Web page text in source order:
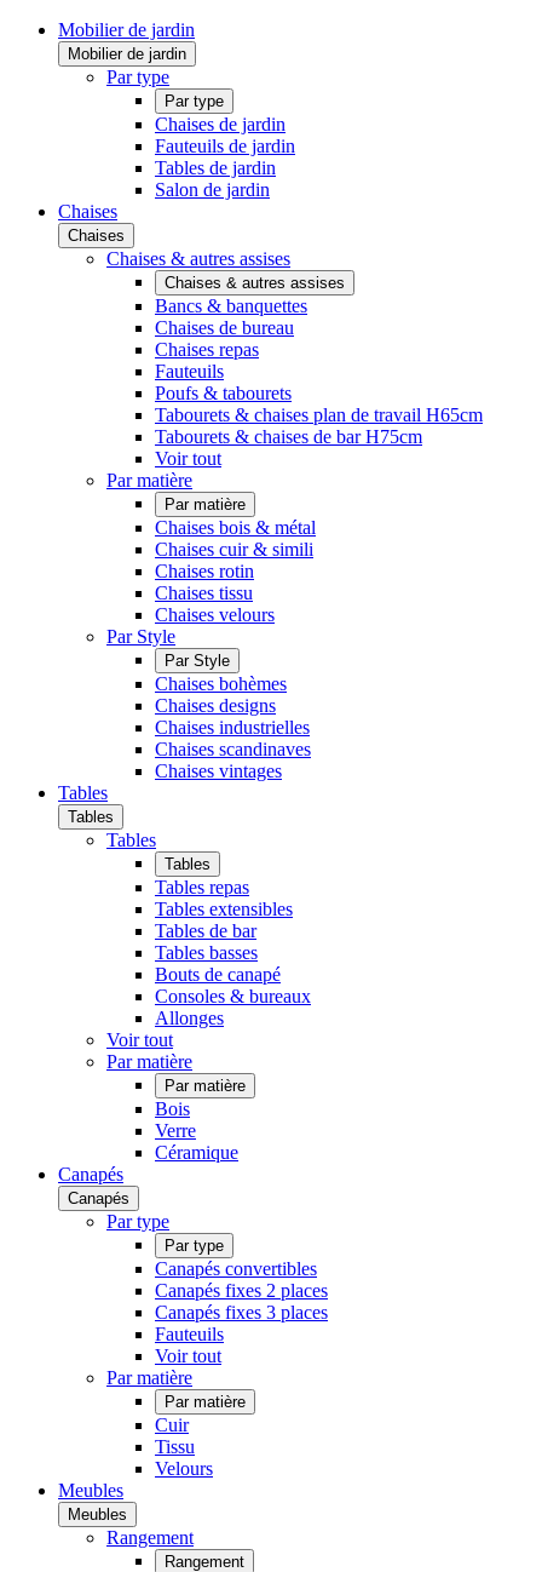
Mobilier de jardin
Mobilier de jardin
Par type
Par type
Chaises de jardin
Fauteuils de jardin
Tables de jardin
Salon de jardin
Chaises
Chaises
Chaises & autres assises
Chaises & autres assises
Bancs & banquettes
Chaises de bureau
Chaises repas
Fauteuils
Poufs & tabourets
Tabourets & chaises plan de travail H65cm
Tabourets & chaises de bar H75cm
Voir tout
Par matière
Par matière
Chaises bois & métal
Chaises cuir & simili
Chaises rotin
Chaises tissu
Chaises velours
Par Style
Par Style
Chaises bohèmes
Chaises designs
Chaises industrielles
Chaises scandinaves
Chaises vintages
Tables
Tables
Tables
Tables
Tables repas
Tables extensibles
Tables de bar
Tables basses
Bouts de canapé
Consoles & bureaux
Allonges
Voir tout
Par matière
Par matière
Bois
Verre
Céramique
Canapés
Canapés
Par type
Par type
Canapés convertibles
Canapés fixes 2 places
Canapés fixes 3 places
Fauteuils
Voir tout
Par matière
Par matière
Cuir
Tissu
Velours
Meubles
Meubles
Rangement
Rangement